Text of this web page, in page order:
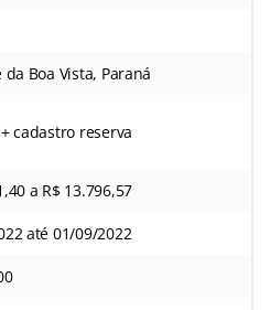
da Boa Vista, Paraná
cadastro reserva
a R$ 13.796,57
até 01/09/2022